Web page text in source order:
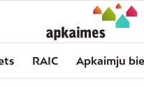
RAIC Apkaimju